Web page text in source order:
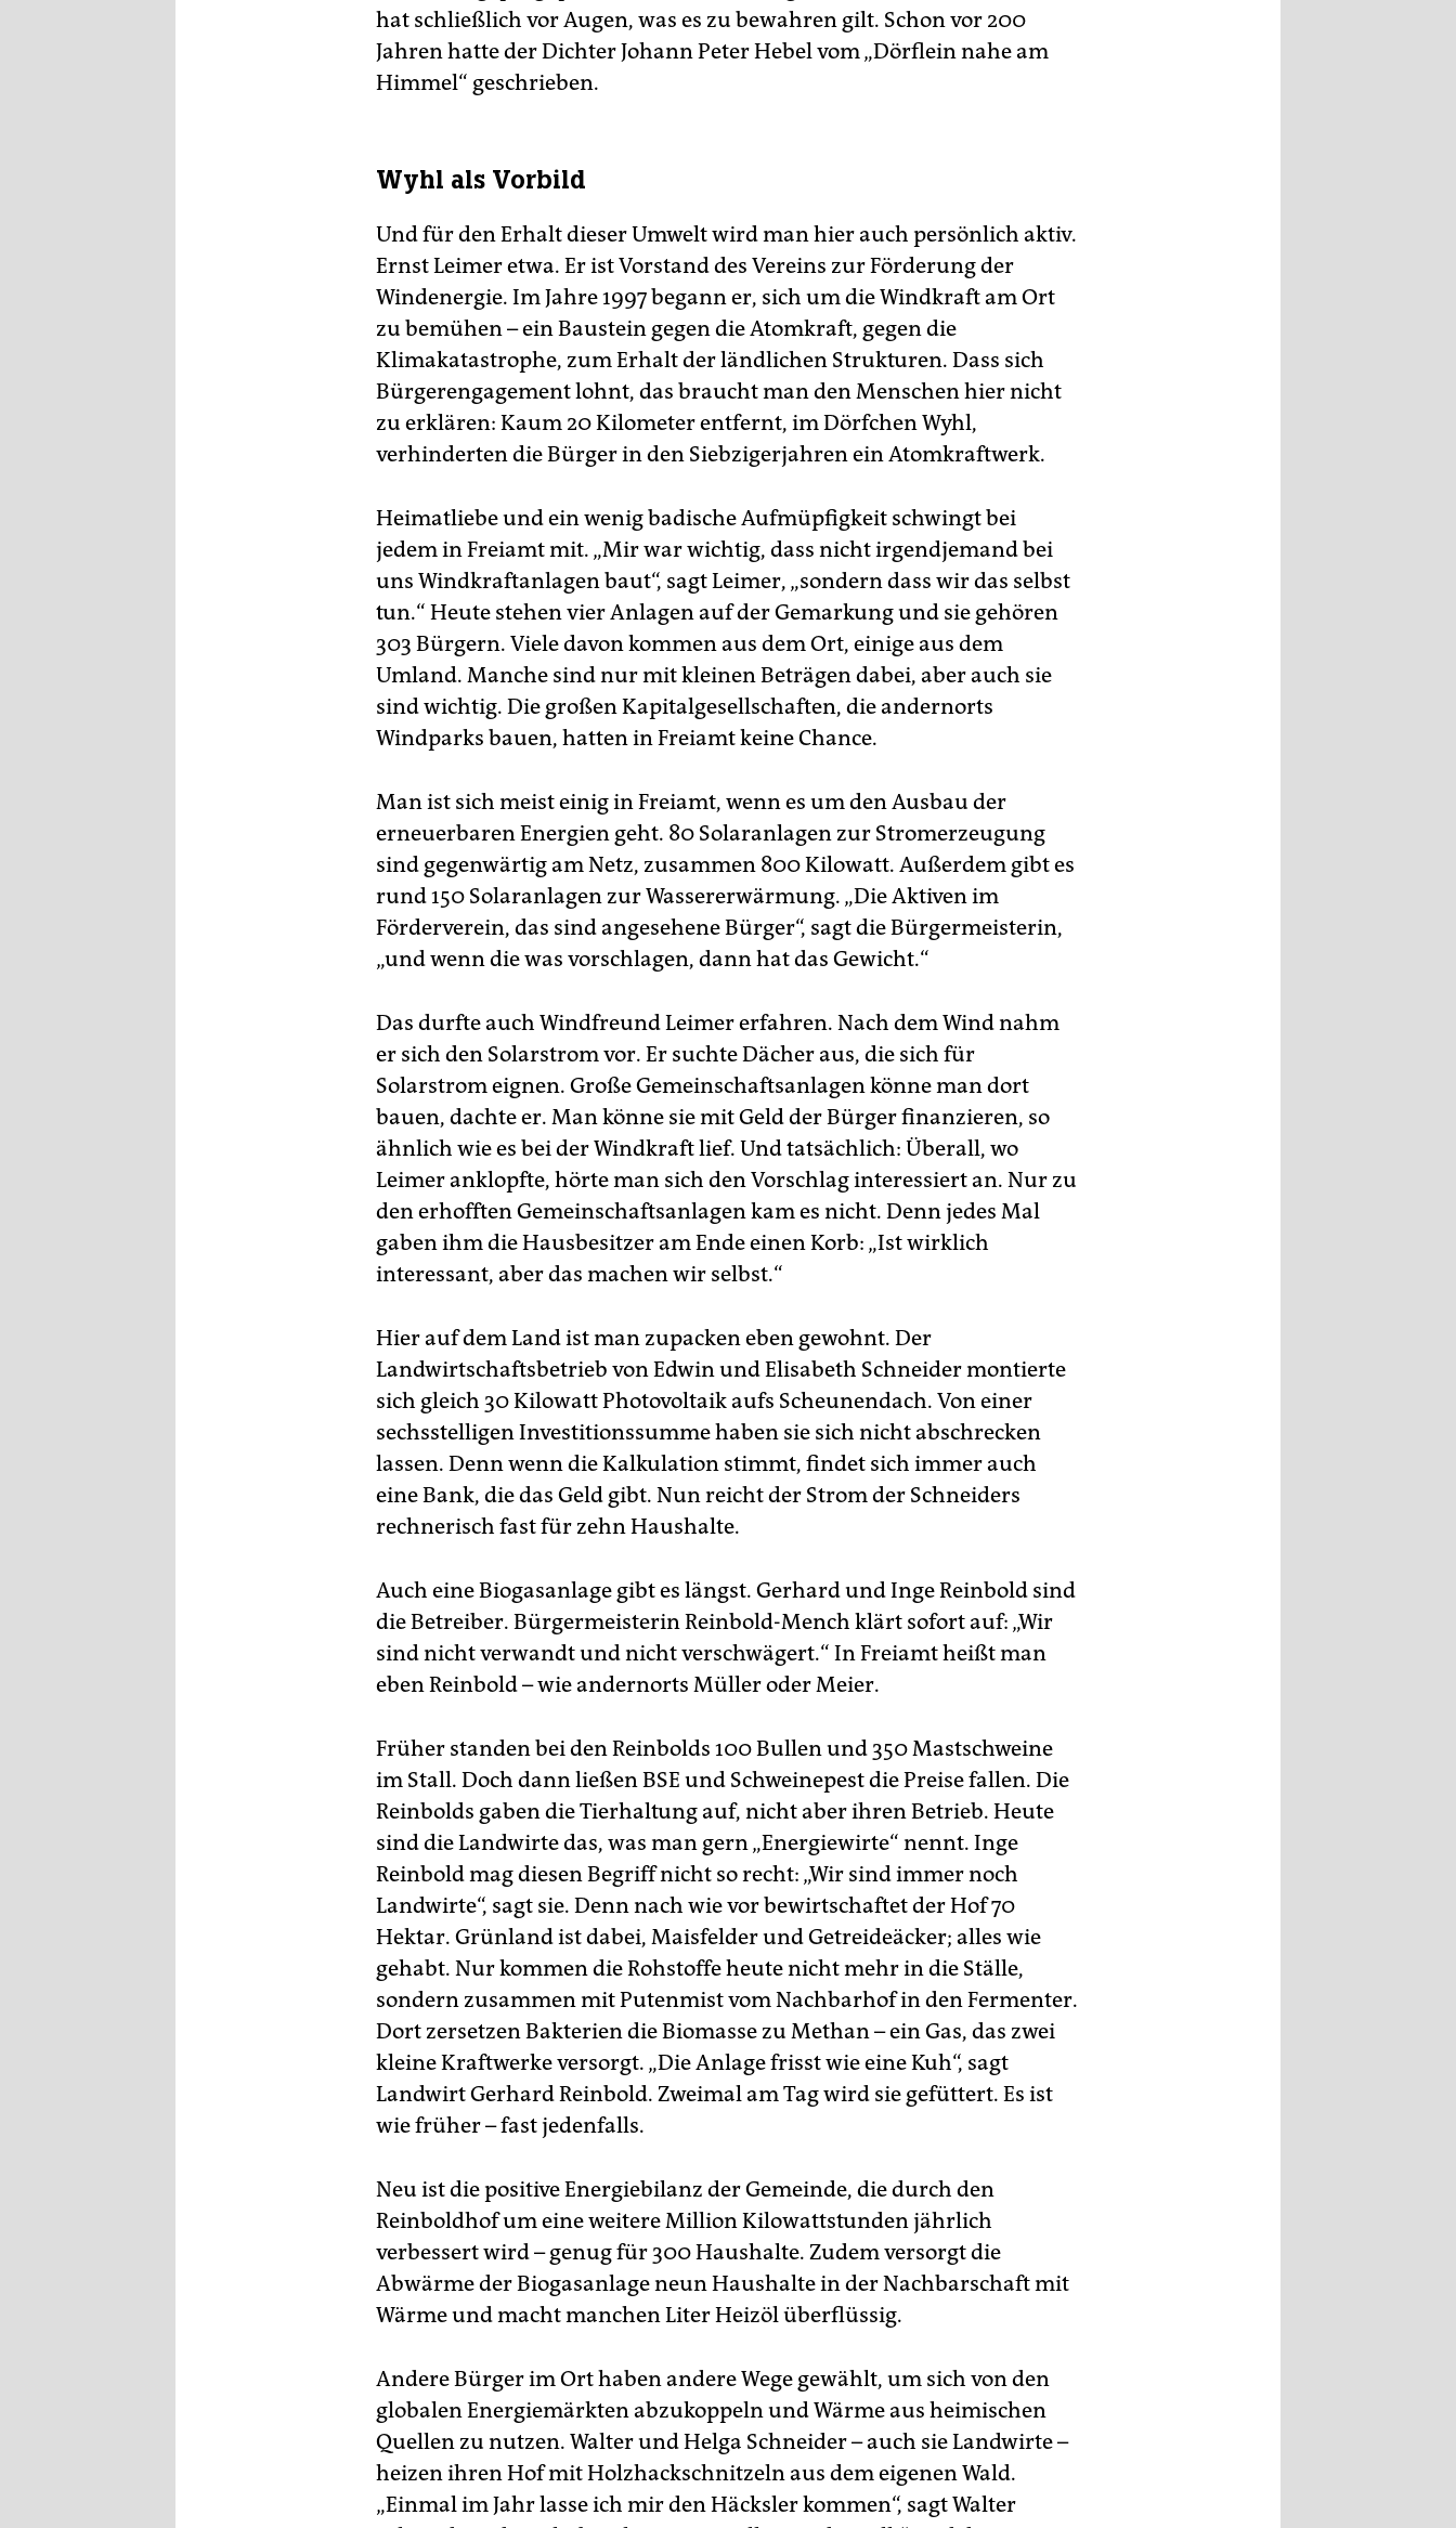
hat schließlich vor Augen, was es zu bewahren gilt. Schon vor 200
Jahren hatte der Dichter Johann Peter Hebel vom „Dörflein nahe am
Himmel“ geschrieben.
Wyhl als Vorbild
Und für den Erhalt dieser Umwelt wird man hier auch persönlich aktiv.
Ernst Leimer etwa. Er ist Vorstand des Vereins zur Förderung der
Windenergie. Im Jahre 1997 begann er, sich um die Windkraft am Ort
zu bemühen – ein Baustein gegen die Atomkraft, gegen die
Klimakatastrophe, zum Erhalt der ländlichen Strukturen. Dass sich
Bürgerengagement lohnt, das braucht man den Menschen hier nicht
zu erklären: Kaum 20 Kilometer entfernt, im Dörfchen Wyhl,
verhinderten die Bürger in den Siebzigerjahren ein Atomkraftwerk.
Heimatliebe und ein wenig badische Aufmüpfigkeit schwingt bei
jedem in Freiamt mit. „Mir war wichtig, dass nicht irgendjemand bei
uns Windkraftanlagen baut“, sagt Leimer, „sondern dass wir das selbst
tun.“ Heute stehen vier Anlagen auf der Gemarkung und sie gehören
303 Bürgern. Viele davon kommen aus dem Ort, einige aus dem
Umland. Manche sind nur mit kleinen Beträgen dabei, aber auch sie
sind wichtig. Die großen Kapitalgesellschaften, die andernorts
Windparks bauen, hatten in Freiamt keine Chance.
Man ist sich meist einig in Freiamt, wenn es um den Ausbau der
erneuerbaren Energien geht. 80 Solaranlagen zur Stromerzeugung
sind gegenwärtig am Netz, zusammen 800 Kilowatt. Außerdem gibt es
rund 150 Solaranlagen zur Wassererwärmung. „Die Aktiven im
Förderverein, das sind angesehene Bürger“, sagt die Bürgermeisterin,
„und wenn die was vorschlagen, dann hat das Gewicht.“
Das durfte auch Windfreund Leimer erfahren. Nach dem Wind nahm
er sich den Solarstrom vor. Er suchte Dächer aus, die sich für
Solarstrom eignen. Große Gemeinschaftsanlagen könne man dort
bauen, dachte er. Man könne sie mit Geld der Bürger finanzieren, so
ähnlich wie es bei der Windkraft lief. Und tatsächlich: Überall, wo
Leimer anklopfte, hörte man sich den Vorschlag interessiert an. Nur zu
den erhofften Gemeinschaftsanlagen kam es nicht. Denn jedes Mal
gaben ihm die Hausbesitzer am Ende einen Korb: „Ist wirklich
interessant, aber das machen wir selbst.“
Hier auf dem Land ist man zupacken eben gewohnt. Der
Landwirtschaftsbetrieb von Edwin und Elisabeth Schneider montierte
sich gleich 30 Kilowatt Photovoltaik aufs Scheunendach. Von einer
sechsstelligen Investitionssumme haben sie sich nicht abschrecken
lassen. Denn wenn die Kalkulation stimmt, findet sich immer auch
eine Bank, die das Geld gibt. Nun reicht der Strom der Schneiders
rechnerisch fast für zehn Haushalte.
Auch eine Biogasanlage gibt es längst. Gerhard und Inge Reinbold sind
die Betreiber. Bürgermeisterin Reinbold-Mench klärt sofort auf: „Wir
sind nicht verwandt und nicht verschwägert.“ In Freiamt heißt man
eben Reinbold – wie andernorts Müller oder Meier.
Früher standen bei den Reinbolds 100 Bullen und 350 Mastschweine
im Stall. Doch dann ließen BSE und Schweinepest die Preise fallen. Die
Reinbolds gaben die Tierhaltung auf, nicht aber ihren Betrieb. Heute
sind die Landwirte das, was man gern „Energiewirte“ nennt. Inge
Reinbold mag diesen Begriff nicht so recht: „Wir sind immer noch
Landwirte“, sagt sie. Denn nach wie vor bewirtschaftet der Hof 70
Hektar. Grünland ist dabei, Maisfelder und Getreideäcker; alles wie
gehabt. Nur kommen die Rohstoffe heute nicht mehr in die Ställe,
sondern zusammen mit Putenmist vom Nachbarhof in den Fermenter.
Dort zersetzen Bakterien die Biomasse zu Methan – ein Gas, das zwei
kleine Kraftwerke versorgt. „Die Anlage frisst wie eine Kuh“, sagt
Landwirt Gerhard Reinbold. Zweimal am Tag wird sie gefüttert. Es ist
wie früher – fast jedenfalls.
Neu ist die positive Energiebilanz der Gemeinde, die durch den
Reinboldhof um eine weitere Million Kilowattstunden jährlich
verbessert wird – genug für 300 Haushalte. Zudem versorgt die
Abwärme der Biogasanlage neun Haushalte in der Nachbarschaft mit
Wärme und macht manchen Liter Heizöl überflüssig.
Andere Bürger im Ort haben andere Wege gewählt, um sich von den
globalen Energiemärkten abzukoppeln und Wärme aus heimischen
Quellen zu nutzen. Walter und Helga Schneider – auch sie Landwirte –
heizen ihren Hof mit Holzhackschnitzeln aus dem eigenen Wald.
„Einmal im Jahr lasse ich mir den Häcksler kommen“, sagt Walter